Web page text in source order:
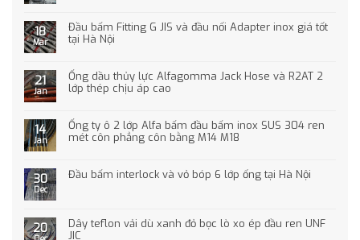
18
Mar
Đầu bấm Fitting G JIS và đầu nối Adapter inox giá tốt
tại Hà Nội
21
Jan
Ống dầu thủy lực Alfagomma Jack Hose và R2AT 2
lớp thép chịu áp cao
14
Jan
Ống ty ô 2 lớp Alfa bấm đầu bấm inox SUS 304 ren
mét côn phẳng côn bằng M14 M18
30
Dec
Đầu bấm interlock và vỏ bóp 6 lớp ống tại Hà Nội
20
Dây teflon vải dù xanh đỏ bọc lò xo ép đầu ren UNF
JIC